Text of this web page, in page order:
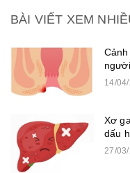
BÀI VIẾT XEM
14/
Xơ
dấu
27/